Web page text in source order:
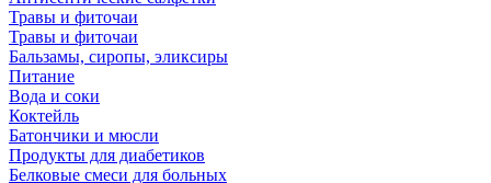
Травы и фиточаи
Травы и фиточаи
Бальзамы, сиропы, эликсиры
Питание
Вода и соки
Коктейль
Батончики и мюсли
Продукты для диабетиков
Белковые смеси для больных